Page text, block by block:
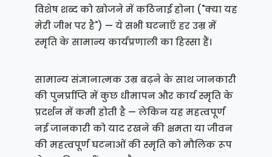
विशेष शब्द को खोजने में कठिनाई होना ("क्या यह
मेरी जीभ पर है") — ये सभी घटनाएँ हर उम्र में
स्मृति के सामान्य कार्यप्रणाली का हिस्सा हैं।
सामान्य संज्ञानात्मक उम्र बढ़ने के साथ जानकारी
की पुनर्प्राप्ति में कुछ धीमापन और कार्य स्मृति के
प्रदर्शन में कमी होती है — लेकिन यह महत्वपूर्ण
नई जानकारी को याद रखने की क्षमता या जीवन
की महत्वपूर्ण घटनाओं की स्मृति को मौलिक रूप